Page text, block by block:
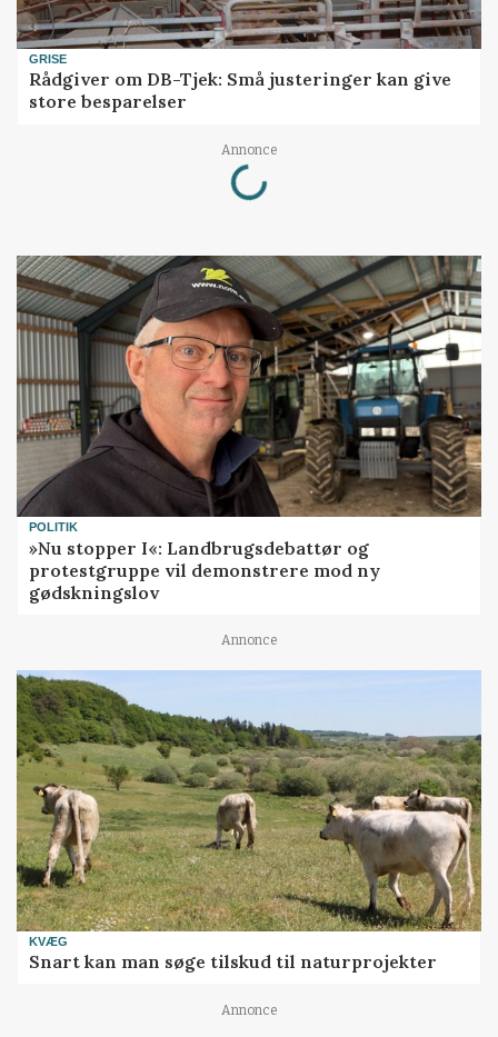
GRISE
Rådgiver om DB-Tjek: Små justeringer kan give
store besparelser
Annonce
Loading...
POLITIK
»Nu stopper I«: Landbrugsdebattør og
protestgruppe vil demonstrere mod ny
gødskningslov
Annonce
KVÆG
Snart kan man søge tilskud til naturprojekter
Annonce